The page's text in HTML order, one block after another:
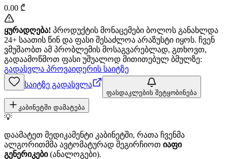
0.00 ₾
ყურადღება! პროდუქტის მონაცემები ბოლოს განახლდა
24+ საათის წინ და ფასი შესაძლოა არაზუსტი იყოს. ჩვენ
ვმუშაობთ ამ პრობლემის მოსაგვარებლად, გთხოვთ,
გადაამოწმოთ ფასი უშუალოდ მითითებულ ბმულზე:
გადასვლა პროვაიდერის საიტზე
საიტზე გადასვლა
ფასდაკლების შეტყობინება
კაბინეტში დამატება
💡
დაამატეთ მედიკამენტი კაბინეტში, რათა ჩვენმა
ალგორითმმა ავტომატურად შეგირჩიოთ იაფი
გენერიკები(ანალოგები).